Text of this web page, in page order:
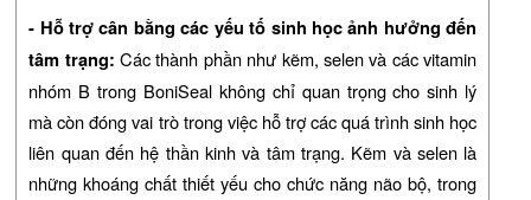
- Hỗ trợ cân bằng các yếu tố sinh học ảnh hưởng đến
tâm trạng: Các thành phần như kẽm, selen và các vitamin
nhóm B trong BoniSeal không chỉ quan trọng cho sinh lý
mà còn đóng vai trò trong việc hỗ trợ các quá trình sinh học
liên quan đến hệ thần kinh và tâm trạng. Kẽm và selen là
những khoáng chất thiết yếu cho chức năng não bộ, trong